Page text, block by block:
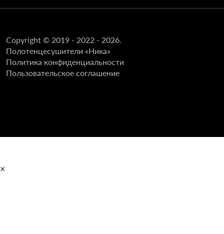
Copyright © 2019 - 2022 - 2026.
Полотенцесушители «Ника»
Политика конфиденциальности
Пользовательское соглашение
×